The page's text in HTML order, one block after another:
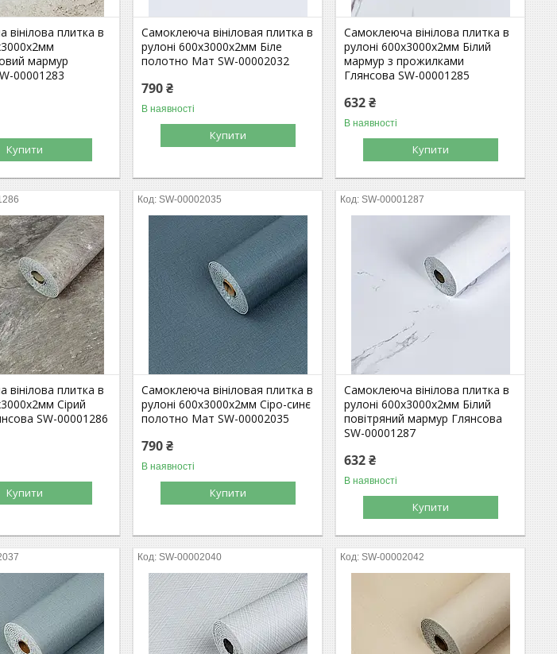
вінілова плитка в
мармур
00001283
Купити
Самоклеюча вініловая плитка в
рулоні 600х3000х2мм Біле
полотно Мат SW-00002032
790 ₴
В наявності
Купити
Самоклеюча вінілова плитка в
рулоні 600х3000х2мм Білий
мармур з прожилками
Глянсова SW-00001285
632 ₴
В наявності
Купити
вінілова плитка в
Сірий
SW-00001286
Купити
SW-00002035
Самоклеюча вініловая плитка в
рулоні 600х3000х2мм Сіро-синє
полотно Мат SW-00002035
790 ₴
В наявності
Купити
SW-00001287
Самоклеюча вінілова плитка в
рулоні 600х3000х2мм Білий
повітряний мармур Глянсова
SW-00001287
632 ₴
В наявності
Купити
SW-00002040 SW-00002042